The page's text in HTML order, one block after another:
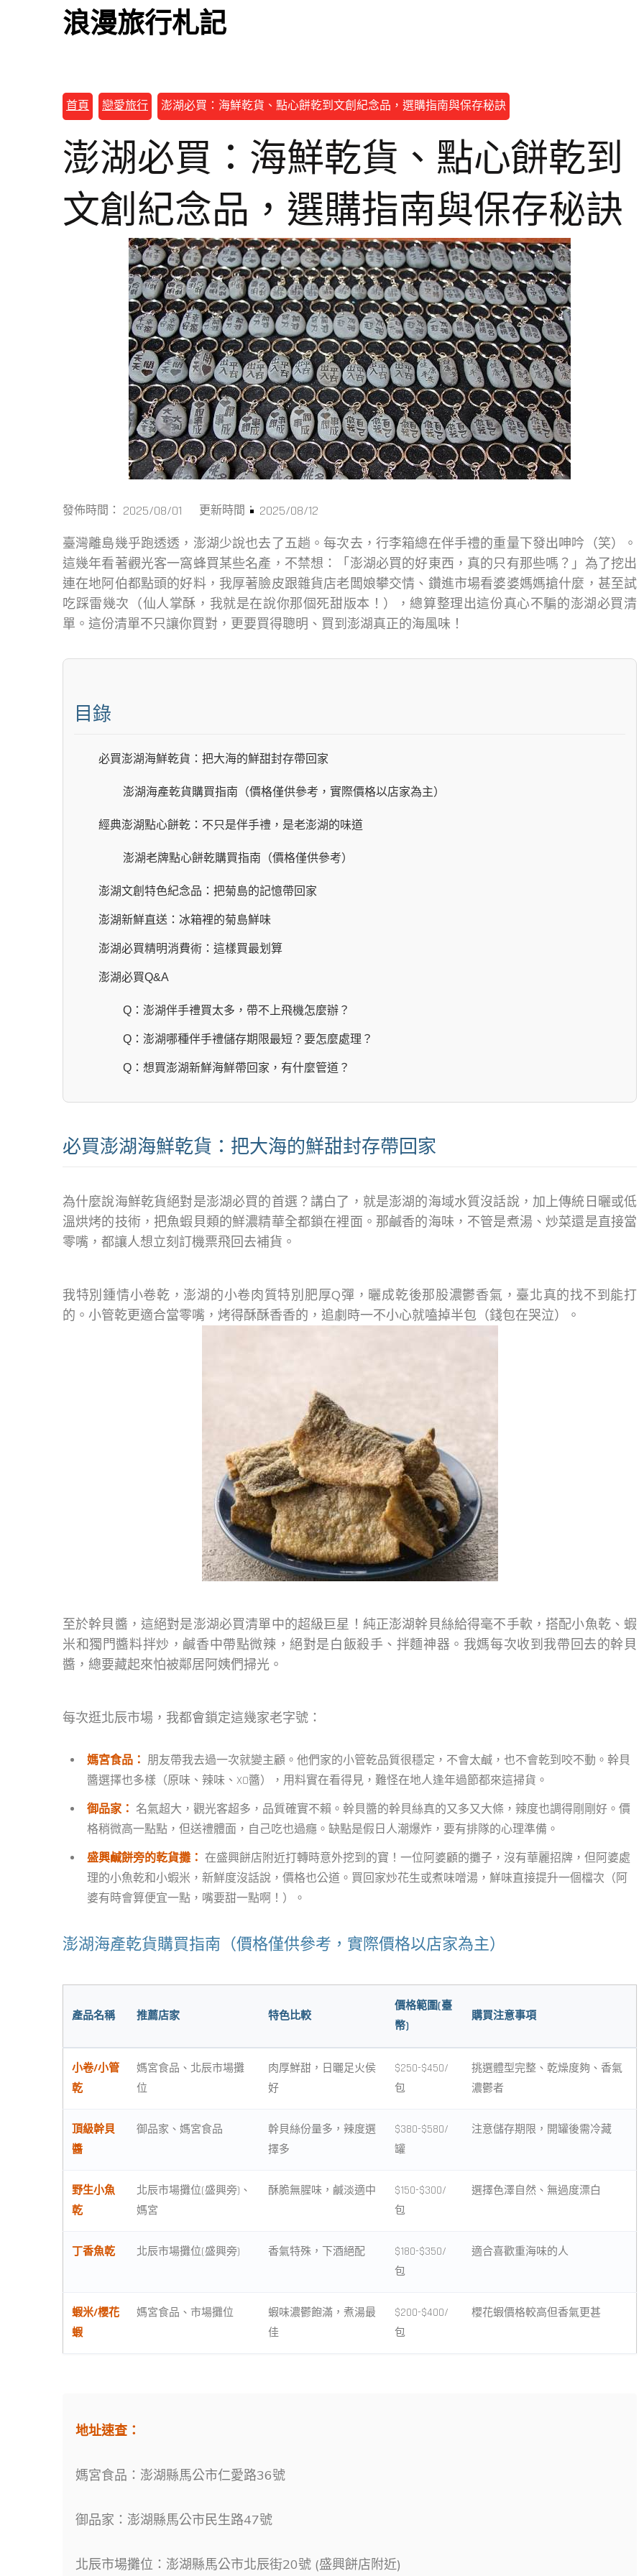
浪漫旅行札記
首頁 戀愛旅行 澎湖必買：海鮮乾貨、點心餅乾到文創紀念品，選購指南與保存秘訣
澎湖必買：海鮮乾貨、點心餅乾到
文創紀念品，選購指南與保存秘訣
發佈時間： 2025/08/01 更新時間： 2025/08/12
臺灣離島幾乎跑透透，澎湖少說也去了五趟。每次去，行李箱總在伴手禮的重量下發出呻吟（笑）。
這幾年看著觀光客一窩蜂買某些名產，不禁想：「澎湖必買的好東西，真的只有那些嗎？」為了挖出
連在地阿伯都點頭的好料，我厚著臉皮跟雜貨店老闆娘攀交情、鑽進市場看婆婆媽媽搶什麼，甚至試
吃踩雷幾次（仙人掌酥，我就是在說你那個死甜版本！），總算整理出這份真心不騙的澎湖必買清
單。這份清單不只讓你買對，更要買得聰明、買到澎湖真正的海風味！
目錄
必買澎湖海鮮乾貨：把大海的鮮甜封存帶回家
澎湖海產乾貨購買指南（價格僅供參考，實際價格以店家為主）
經典澎湖點心餅乾：不只是伴手禮，是老澎湖的味道
澎湖老牌點心餅乾購買指南（價格僅供參考）
澎湖文創特色紀念品：把菊島的記憶帶回家
澎湖新鮮直送：冰箱裡的菊島鮮味
澎湖必買精明消費術：這樣買最划算
澎湖必買Q&A
Q：澎湖伴手禮買太多，帶不上飛機怎麼辦？
Q：澎湖哪種伴手禮儲存期限最短？要怎麼處理？
Q：想買澎湖新鮮海鮮帶回家，有什麼管道？
必買澎湖海鮮乾貨：把大海的鮮甜封存帶回家
為什麼說海鮮乾貨絕對是澎湖必買的首選？講白了，就是澎湖的海域水質沒話說，加上傳統日曬或低
溫烘烤的技術，把魚蝦貝類的鮮濃精華全都鎖在裡面。那鹹香的海味，不管是煮湯、炒菜還是直接當
零嘴，都讓人想立刻訂機票飛回去補貨。
我特別鍾情小卷乾，澎湖的小卷肉質特別肥厚Q彈，曬成乾後那股濃鬱香氣，臺北真的找不到能打
的。小管乾更適合當零嘴，烤得酥酥香香的，追劇時一不小心就嗑掉半包（錢包在哭泣）。
至於幹貝醬，這絕對是澎湖必買清單中的超級巨星！純正澎湖幹貝絲給得毫不手軟，搭配小魚乾、蝦
米和獨門醬料拌炒，鹹香中帶點微辣，絕對是白飯殺手、拌麵神器。我媽每次收到我帶回去的幹貝
醬，總要藏起來怕被鄰居阿姨們掃光。
每次逛北辰市場，我都會鎖定這幾家老字號：
媽宮食品： 朋友帶我去過一次就變主顧。他們家的小管乾品質很穩定，不會太鹹，也不會乾到咬不動。幹貝
醬選擇也多樣（原味、辣味、XO醬），用料實在看得見，難怪在地人逢年過節都來這掃貨。
御品家： 名氣超大，觀光客超多，品質確實不賴。幹貝醬的幹貝絲真的又多又大條，辣度也調得剛剛好。價
格稍微高一點點，但送禮體面，自己吃也過癮。缺點是假日人潮爆炸，要有排隊的心理準備。
盛興鹹餅旁的乾貨攤： 在盛興餅店附近打轉時意外挖到的寶！一位阿婆顧的攤子，沒有華麗招牌，但阿婆處
理的小魚乾和小蝦米，新鮮度沒話說，價格也公道。買回家炒花生或煮味噌湯，鮮味直接提升一個檔次（阿
婆有時會算便宜一點，嘴要甜一點啊！）。
澎湖海產乾貨購買指南（價格僅供參考，實際價格以店家為主）
產品名稱 推薦店家 特色比較
價格範圍(臺
幣)
購買注意事項
小卷/小管
乾
媽宮食品、北辰市場攤
位
肉厚鮮甜，日曬足火侯
好
$250-$450/
包
挑選體型完整、乾燥度夠、香氣
濃鬱者
頂級幹貝
醬
御品家、媽宮食品
幹貝絲份量多，辣度選
擇多
$380-$580/
罐
注意儲存期限，開罐後需冷藏
野生小魚
乾
北辰市場攤位(盛興旁)、
媽宮
酥脆無腥味，鹹淡適中
$150-$300/
包
選擇色澤自然、無過度漂白
丁香魚乾 北辰市場攤位(盛興旁) 香氣特殊，下酒絕配
$180-$350/
包
適合喜歡重海味的人
蝦米/櫻花
蝦
媽宮食品、市場攤位
蝦味濃鬱飽滿，煮湯最
佳
$200-$400/
包
櫻花蝦價格較高但香氣更甚
地址速查：
媽宮食品：澎湖縣馬公市仁愛路36號
御品家：澎湖縣馬公市民生路47號
北辰市場攤位：澎湖縣馬公市北辰街20號 (盛興餅店附近)